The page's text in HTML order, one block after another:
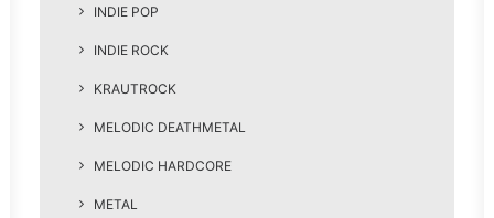
INDIE POP
INDIE ROCK
KRAUTROCK
MELODIC DEATHMETAL
MELODIC HARDCORE
METAL